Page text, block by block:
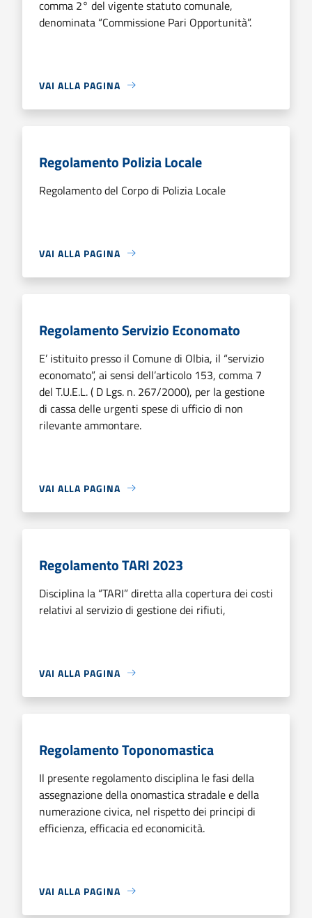
comma 2° del vigente statuto comunale,
denominata “Commissione Pari Opportunità”.
VAI ALLA PAGINA
Regolamento Polizia Locale
Regolamento del Corpo di Polizia Locale
VAI ALLA PAGINA
Regolamento Servizio Economato
E’ istituito presso il Comune di Olbia, il “servizio
economato”, ai sensi dell’articolo 153, comma 7
del T.U.E.L. ( D Lgs. n. 267/2000), per la gestione
di cassa delle urgenti spese di ufficio di non
rilevante ammontare.
VAI ALLA PAGINA
Regolamento TARI 2023
Disciplina la “TARI” diretta alla copertura dei costi
relativi al servizio di gestione dei rifiuti,
VAI ALLA PAGINA
Regolamento Toponomastica
Il presente regolamento disciplina le fasi della
assegnazione della onomastica stradale e della
numerazione civica, nel rispetto dei principi di
efficienza, efficacia ed economicità.
VAI ALLA PAGINA